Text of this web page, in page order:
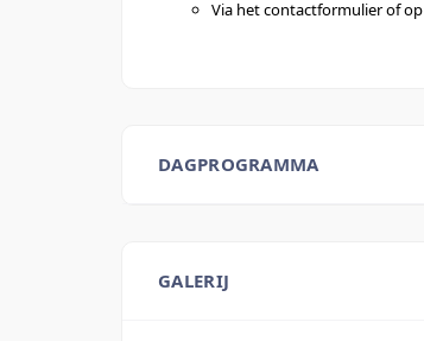
Via het contactformulier of op
DAGPROGRAMMA
GALERIJ